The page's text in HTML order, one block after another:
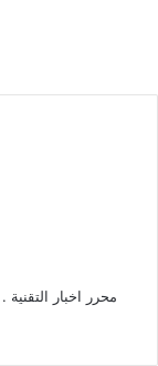
محرر اخبار